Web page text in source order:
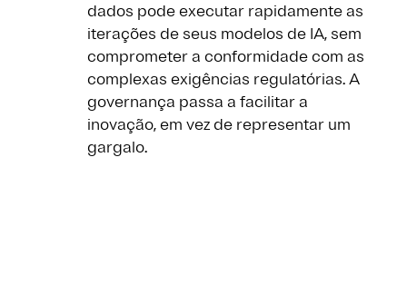
dados pode executar rapidamente as
iterações de seus modelos de IA, sem
comprometer a conformidade com as
complexas exigências regulatórias. A
governança passa a facilitar a
inovação, em vez de representar um
gargalo.